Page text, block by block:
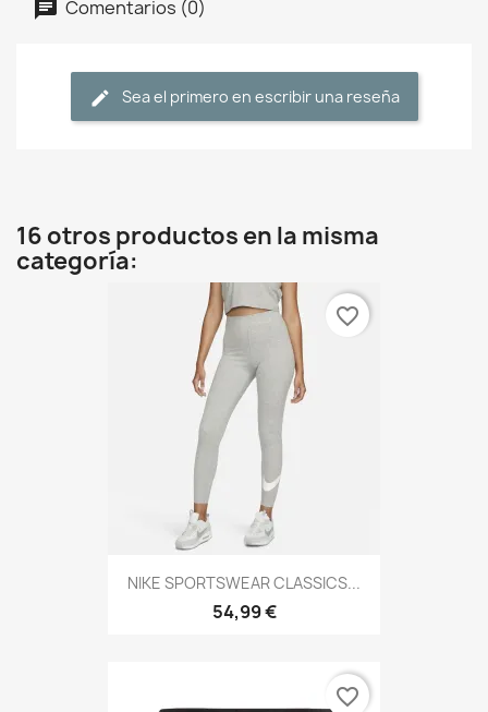
Comentarios (0)
Sea el primero en escribir una reseña
16 otros productos en la misma
categoría:
NIKE SPORTSWEAR CLASSICS...
54,99 €
favorite_border
favorite_border